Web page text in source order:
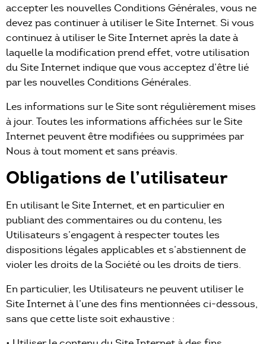
accepter les nouvelles Conditions Générales, vous ne
devez pas continuer à utiliser le Site Internet. Si vous
continuez à utiliser le Site Internet après la date à
laquelle la modification prend effet, votre utilisation
du Site Internet indique que vous acceptez d’être lié
par les nouvelles Conditions Générales.
Les informations sur le Site sont régulièrement mises
à jour. Toutes les informations affichées sur le Site
Internet peuvent être modifiées ou supprimées par
Nous à tout moment et sans préavis.
Obligations de l’utilisateur
En utilisant le Site Internet, et en particulier en
publiant des commentaires ou du contenu, les
Utilisateurs s’engagent à respecter toutes les
dispositions légales applicables et s’abstiennent de
violer les droits de la Société ou les droits de tiers.
En particulier, les Utilisateurs ne peuvent utiliser le
Site Internet à l’une des fins mentionnées ci-dessous,
sans que cette liste soit exhaustive :